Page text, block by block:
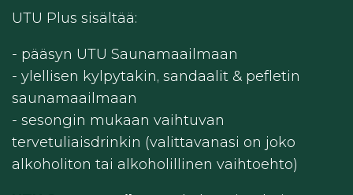
UTU Plus sisältää:
- pääsyn UTU Saunamaailmaan
- ylellisen kylpytakin, sandaalit & pefletin
saunamaailmaan
- sesongin mukaan vaihtuvan
tervetuliaisdrinkin (valittavanasi on joko
alkoholiton tai alkoholillinen vaihtoehto)